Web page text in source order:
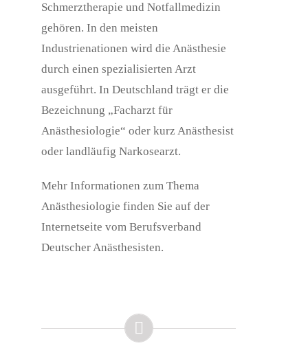
Schmerztherapie und Notfallmedizin
gehören. In den meisten
Industrienationen wird die Anästhesie
durch einen spezialisierten Arzt
ausgeführt. In Deutschland trägt er die
Bezeichnung „Facharzt für
Anästhesiologie“ oder kurz Anästhesist
oder landläufig Narkosearzt.
Mehr Informationen zum Thema
Anästhesiologie finden Sie auf der
Internetseite vom Berufsverband
Deutscher Anästhesisten.